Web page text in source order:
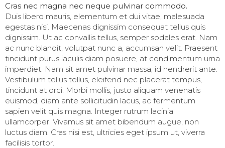
Cras nec magna nec neque pulvinar commodo.
Duis libero mauris, elementum et dui vitae, malesuada
egestas nisi. Maecenas dignissim consequat tellus quis
dignissim. Ut ac convallis tellus, semper sodales erat. Nam
ac nunc blandit, volutpat nunc a, accumsan velit. Praesent
tincidunt purus iaculis diam posuere, at condimentum urna
imperdiet. Nam sit amet pulvinar massa, id hendrerit ante.
Vestibulum tellus tellus, eleifend nec placerat tempus,
tincidunt at orci. Morbi mollis, justo aliquam venenatis
euismod, diam ante sollicitudin lacus, ac fermentum
sapien velit quis magna. Integer rutrum lacinia
ullamcorper. Vivamus sit amet bibendum augue, non
luctus diam. Cras nisi est, ultricies eget ipsum ut, viverra
facilisis tortor.